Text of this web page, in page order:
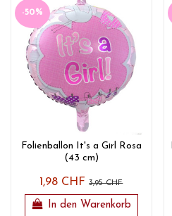
-50%
Folienballon It's a Girl Rosa
(43 cm)
1,98 CHF3,95 CHF
In den Warenkorb